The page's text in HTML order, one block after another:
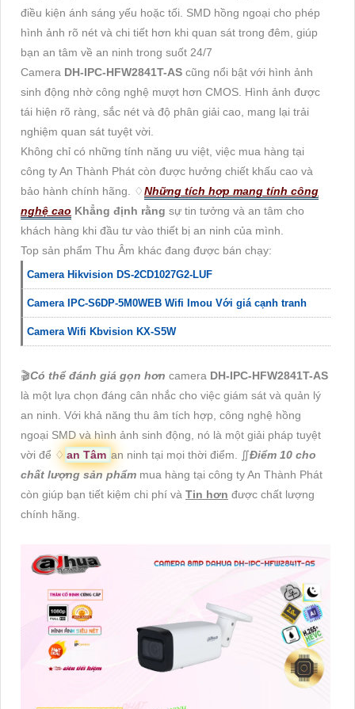
điều kiện ánh sáng yếu hoặc tối. SMD hồng ngoại cho phép
hình ảnh rõ nét và chi tiết hơn khi quan sát trong đêm, giúp
bạn an tâm về an ninh trong suốt 24/7
Camera DH-IPC-HFW2841T-AS cũng nổi bật với hình ảnh
sinh động nhờ công nghệ mượt hơn CMOS. Hình ảnh được
tái hiện rõ ràng, sắc nét và độ phân giải cao, mang lại trải
nghiệm quan sát tuyệt vời.
Không chỉ có những tính năng ưu việt, việc mua hàng tại
công ty An Thành Phát còn được hưởng chiết khấu cao và
bảo hành chính hãng. ♢Những tích hợp mang tính công
nghệ cao Khẳng định rằng sự tin tưởng và an tâm cho
khách hàng khi đầu tư vào thiết bị an ninh của mình.
Top sản phẩm Thu Âm khác đang được bán chạy:
Camera Hikvision DS-2CD1027G2-LUF
Camera IPC-S6DP-5M0WEB Wifi Imou Với giá cạnh tranh
Camera Wifi Kbvision KX-S5W
🎬Có thể đánh giá gọn hơn camera DH-IPC-HFW2841T-AS
là một lựa chọn đáng cân nhắc cho việc giám sát và quản lý
an ninh. Với khả năng thu âm tích hợp, công nghệ hồng
ngoại SMD và hình ảnh sinh động, nó là một giải pháp tuyệt
vời để ♢ an Tâm an ninh tại mọi thời điểm. ∬Điểm 10 cho
chất lượng sản phẩm mua hàng tại công ty An Thành Phát
còn giúp bạn tiết kiệm chi phí và Tin hơn được chất lượng
chính hãng.